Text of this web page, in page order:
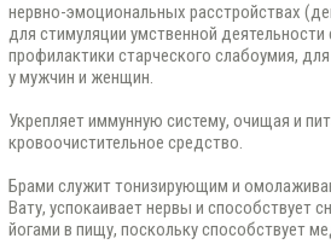
нервно-эмоциональных расстройствах
для стимуляции умственной
профилактики старческого слабоумия,
у мужчин и женщин.
Укрепляет иммунную систему, очищая и
кровоочистительное средство.
Брами служит тонизирующим и
Вату, успокаивает нервы и способствует
йогами в пищу, поскольку способствует